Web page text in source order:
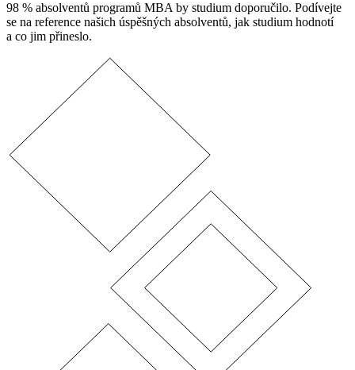
98 % absolventů programů MBA by studium doporučilo. Podívejte
se na reference našich úspěšných absolventů, jak studium hodnotí
a co jim přineslo.